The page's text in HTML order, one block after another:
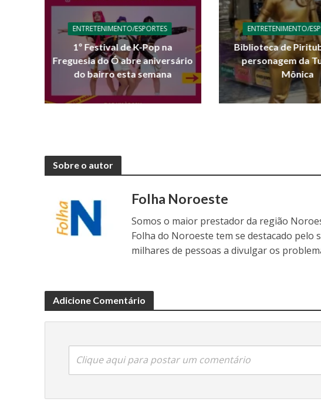
ENTRETENIMENTO/ESPORTES
1º Festival de K-Pop na
Freguesia do Ó abre aniversário
do bairro esta semana
ENTRETENIMENTO/
Biblioteca de
personagem da
Mônica
Sobre o autor
Folha Noroeste
Somos o maior prestador da região
Folha do Noroeste tem se destacado
milhares de pessoas a divulgar os
Adicione Comentário
Clique aqui para postar um comentário